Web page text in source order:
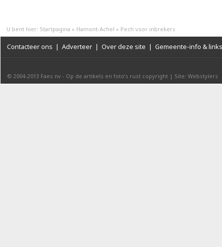
U bent hier: Startpagina » Hamont-Achel » Pech voor inbrekers
Contacteer ons | Adverteer | Over deze site | Gemeente-info & links
© 2004-2013 Faes nv - Op de artikels en foto’s rust copyright | Site: Webstylers